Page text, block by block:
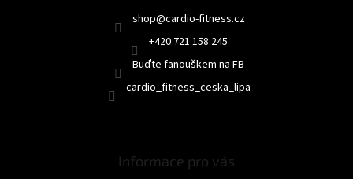
shop@cardio-fitness.cz
+420 721 158 245
Buďte fanouškem na FB
cardio_fitness_ceska_lipa
Informace pro vás